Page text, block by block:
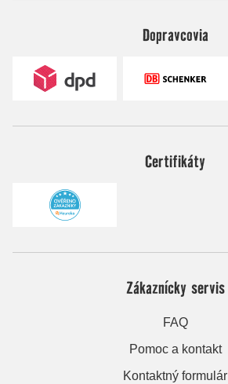
Dopravcovia
Certifikáty
Zákaznícky servis
FAQ
Pomoc a kontakt
Kontaktný formulár